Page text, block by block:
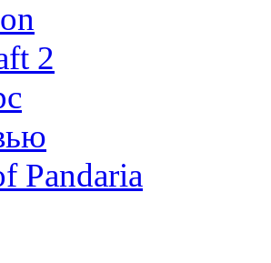
2
Pandaria